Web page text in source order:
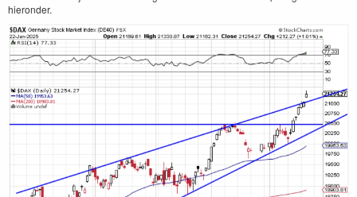
hieronder.